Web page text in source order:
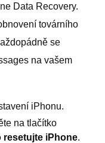
Data Recovery.
továrního
se
na vašem
iPhonu.
na tlačítko
resetujte iPhone.